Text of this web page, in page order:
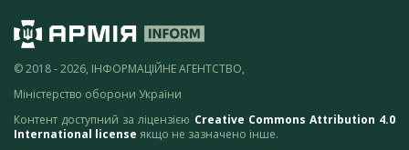
© 2018 - 2026, ІНФОРМАЦІЙНЕ АГЕНТСТВО,
Міністерство оборони України
Контент доступний за ліцензією Creative Commons Attribution 4.0
International license якщо не зазначено інше.